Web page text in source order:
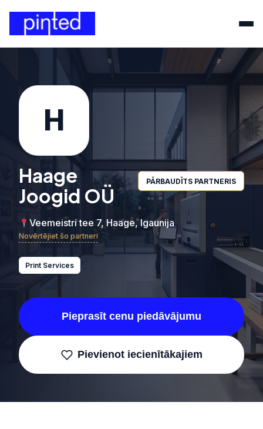
H
Haage
Joogid OÜ
PĀRBAUDĪTS PARTNERIS
Veemeistri tee 7, Haage, Igaunija
Novērtējiet šo partneri
Print Services
Pieprasīt cenu piedāvājumu
Pievienot iecienītākajiem